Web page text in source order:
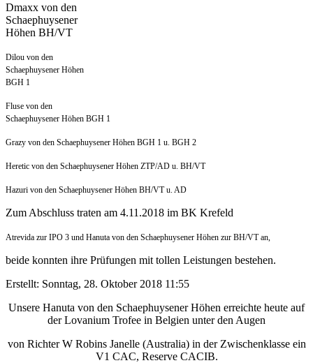
Dmaxx von den
Schaephuysener
Höhen BH/VT
Dilou von den
Schaephuysener Höhen
BGH 1
Fluse von den
Schaephuysener Höhen BGH 1
Grazy von den Schaephuysener Höhen BGH 1 u. BGH 2
Heretic von den Schaephuysener Höhen ZTP/AD u. BH/VT
Hazuri von den Schaephuysener Höhen BH/VT u. AD
Zum Abschluss traten am 4.11.2018 im BK Krefeld
Atrevida zur IPO 3 und Hanuta von den Schaephuysener Höhen zur BH/VT an,
beide konnten ihre Prüfungen mit tollen Leistungen bestehen.
Erstellt: Sonntag, 28. Oktober 2018 11:55
Unsere Hanuta von den Schaephuysener Höhen erreichte heute auf
der Lovanium Trofee in Belgien unter den Augen
von Richter W Robins Janelle (Australia) in der Zwischenklasse ein
V1 CAC, Reserve CACIB.